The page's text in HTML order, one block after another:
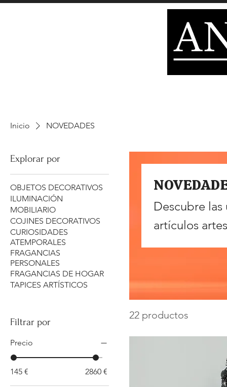
Inicio
NOVEDADES
Explorar por
OBJETOS DECORATIVOS
ILUMINACIÓN
MOBILIARIO
COJINES DECORATIVOS
CURIOSIDADES
ATEMPORALES
FRAGANCIAS
PERSONALES
FRAGANCIAS DE HOGAR
TAPICES ARTÍSTICOS
Filtrar por
Precio
145 € 2860 €
Descubre
artículos artesanales.
decoración
añadimos
para
de interiores.
22 productos